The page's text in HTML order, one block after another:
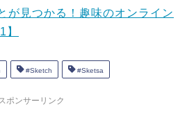
が見つかる！趣味のオンライン
#Sketch #Sketsa
スポンサーリンク